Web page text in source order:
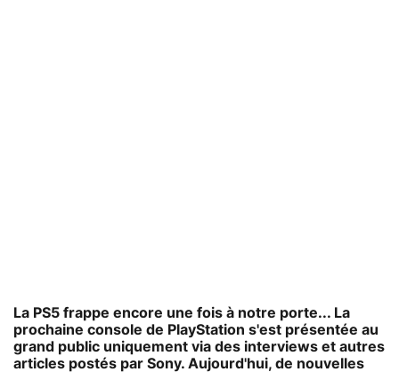
La PS5 frappe encore une fois à notre porte... La
prochaine console de PlayStation s'est présentée au
grand public uniquement via des interviews et autres
articles postés par Sony. Aujourd'hui, de nouvelles